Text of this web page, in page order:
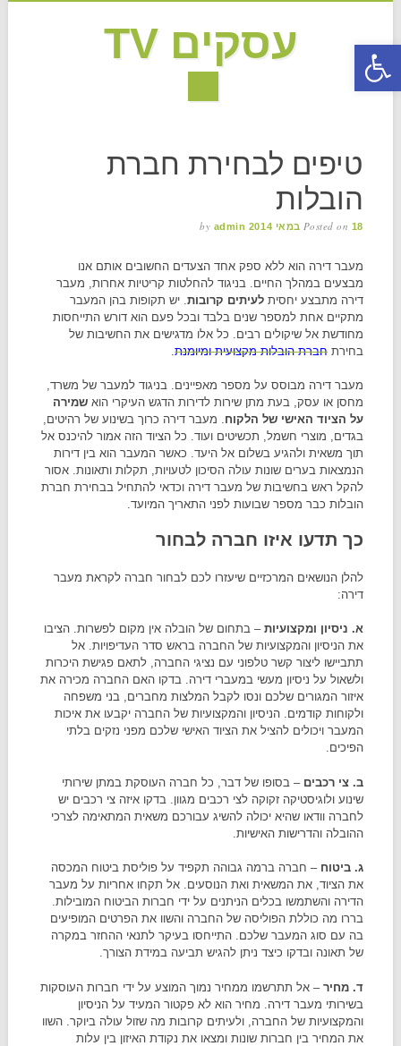
עסקים TV
טיפים לבחירת חברת
הובלות
Posted on 18 במאי 2014 by admin
מעבר דירה הוא ללא ספק אחד הצעדים החשובים אותם אנו
מבצעים במהלך החיים. בניגוד להחלטות קריטיות אחרות, מעבר
דירה מתבצע יחסית לעיתים קרובות. יש תקופות בהן המעבר
מתקיים אחת למספר שנים בלבד ובכל פעם הוא דורש התייחסות
מחודשת אל שיקולים רבים. כל אלו מדגישים את החשיבות של
בחירת חברת הובלות מקצועית ומיומנת.
מעבר דירה מבוסס על מספר מאפיינים. בניגוד למעבר של משרד,
מחסן או עסק, בעת מתן שירות לדירות הדגש העיקרי הוא שמירה
על הציוד האישי של הלקוח. מעבר דירה כרוך בשינוע של רהיטים,
בגדים, מוצרי חשמל, תכשיטים ועוד. כל הציוד הזה אמור להיכנס אל
תוך משאית ולהגיע בשלום אל היעד. כאשר המעבר הוא בין דירות
הנמצאות בערים שונות עולה הסיכון לטעויות, תקלות ותאונות. אסור
להקל ראש בחשיבות של מעבר דירה וכדאי להתחיל בבחירת חברת
הובלות כבר מספר שבועות לפני התאריך המיועד.
כך תדעו איזו חברה לבחור
להלן הנושאים המרכזיים שיעזרו לכם לבחור חברה לקראת מעבר
דירה:
א. ניסיון ומקצועיות– בתחום של הובלה אין מקום לפשרות. הציבו
את הניסיון והמקצועיות של החברה בראש סדר העדיפויות. אל
תתביישו ליצור קשר טלפוני עם נציגי החברה, לתאם פגישת היכרות
ולשאול על ניסיון מעשי במעברי דירה. בדקו האם החברה מכירה את
איזור המגורים שלכם ונסו לקבל המלצות מחברים, בני משפחה
ולקוחות קודמים. הניסיון והמקצועיות של החברה יקבעו את איכות
המעבר ויכולים להציל את הציוד האישי שלכם מפני נזקים בלתי
הפיכים.
ב. צי רכבים – בסופו של דבר, כל חברה העוסקת במתן שירותי
שינוע ולוגיסטיקה זקוקה לצי רכבים מגוון. בדקו איזה צי רכבים יש
לחברה וודאו שהיא יכולה להשיג עבורכם משאית המתאימה לצרכי
ההובלה והדרישות האישיות.
ג. ביטוח – חברה ברמה גבוהה תקפיד על פוליסת ביטוח המכסה
את הציוד, את המשאית ואת הנוסעים. אל תקחו אחריות על מעבר
הדירה והשתמשו בכלים הניתנים על ידי חברות הביטוח המובילות.
בררו מה כוללת הפוליסה של החברה והשוו את הפרטים המופיעים
בה עם סוג המעבר שלכם. התייחסו בעיקר לתנאי ההחזר במקרה
של תאונה ובדקו כיצד ניתן להגיש תביעה במידת הצורך.
ד. מחיר– אל תתרשמו ממחיר נמוך המוצע על ידי חברות העוסקות
בשירותי מעבר דירה. מחיר הוא לא פקטור המעיד על הניסיון
והמקצועיות של החברה, ולעיתים קרובות מה שזול עולה ביוקר. השוו
את המחיר בין חברות שונות ומצאו את נקודת האיזון בין עלות
פתח סרגל נגישות